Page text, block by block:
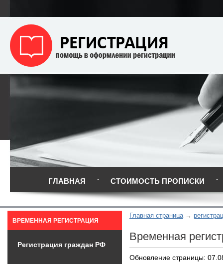
ГЛАВНАЯ СТОИМОСТЬ ПРОПИСКИ
Главная страница
Временная
Обновление страницы:
ВРЕМЕННАЯ РЕГИСТРАЦИЯ
Регистрация граждан РФ